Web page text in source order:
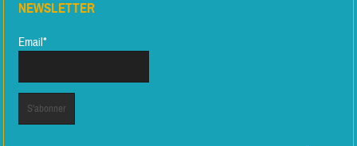
NEWSLETTER
Email*